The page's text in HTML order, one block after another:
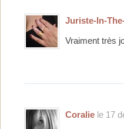
Juriste-In-
Vraiment très
Coralie le 17